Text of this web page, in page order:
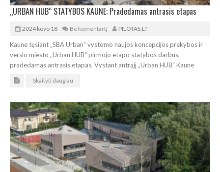
„URBAN HUB“ STATYBOS KAUNE: Pradedamas antrasis etapas
2024 kovo 18 Be komentarų PILOTAS.LT
Kaune tęsiant „SBA Urban“ vystomo naujos koncepcijos prekybos ir
verslo miesto „Urban HUB“ pirmojo etapo statybos darbus,
pradedamas antrasis etapas. Vystant antrąjį „Urban HUB“ Kaune
Skaityti daugiau